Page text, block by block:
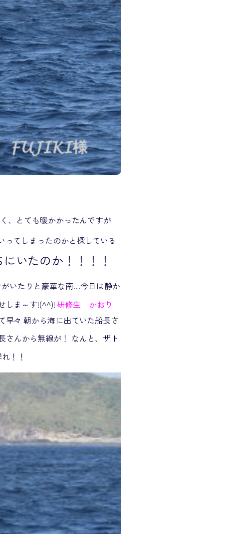
、とても暖かかったんですが
てしまったのかと探している
いたのか！！！！
いたりと豪華な南…今日は静か
しま～す!(^^)!研修生 かおり
早々 朝から海に出ていた船長さ
さんから無線が！ なんと、ザト
！！